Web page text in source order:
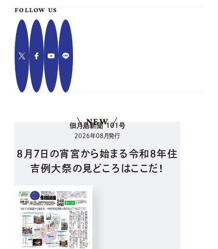
FOLLOW US
NEW
佃月島新聞 101号
2026年08月発行
8月7日の宵宮から始まる令和8年住
吉例大祭の見どころはここだ！